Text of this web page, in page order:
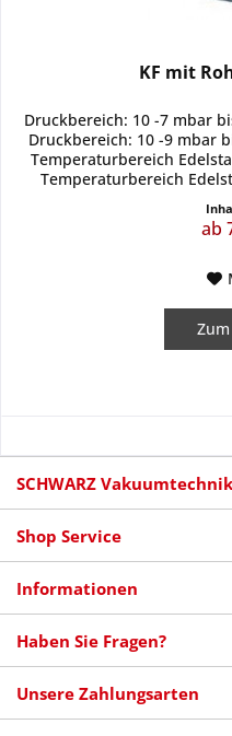
KF mit
Druckbereich: 10 -7 mbar
Druckbereich: 10 -9 mbar
Temperaturbereich
Temperaturbereich
ab
SCHWARZ
Shop Service
Informationen
Haben Sie Fragen?
Unsere Zahlungsarten